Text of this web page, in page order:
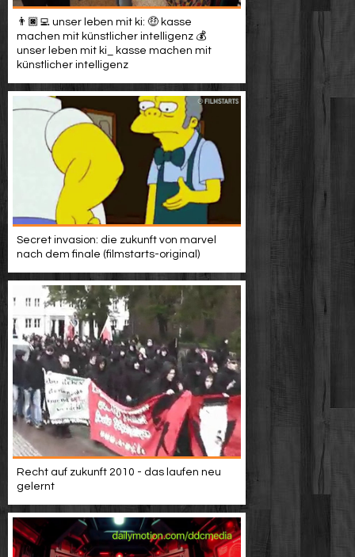
👨🏿‍💻 unser leben mit ki: 🤑 kasse
machen mit künstlicher intelligenz 💰
unser leben mit ki_ kasse machen mit
künstlicher intelligenz
Secret invasion: die zukunft von marvel
nach dem finale (filmstarts-original)
Recht auf zukunft 2010 - das laufen neu
gelernt